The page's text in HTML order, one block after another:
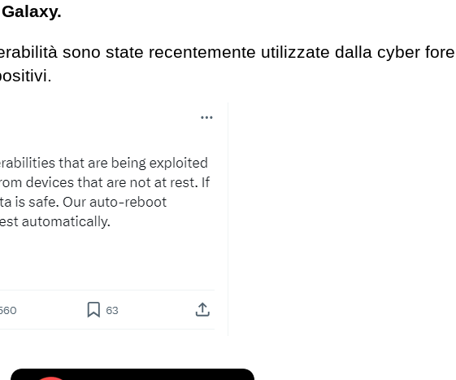
sono state recentemente utilizzate dalla cyber